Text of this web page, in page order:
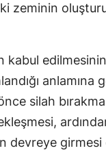
zeminin
kabul
anlamına
silah
devreye